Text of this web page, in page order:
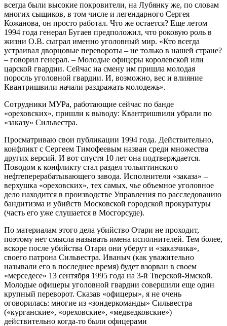
всегда были высокие покровители, на Лубянку же, по словам
многих сыщиков, в том числе и легендарного Сергея
Кожанова, он просто работал. Что же остается? Еще летом
1994 года генерал Бугаев предположил, что роковую роль в
жизни О.В. сыграл именно уголовный мир. «Кто всегда
устраивал дворцовые перевороты – не только в нашей стране?
– говорил генерал. – Молодые офицеры королевской или
царской гвардии. Сейчас на смену им пришла молодая
поросль уголовной гвардии. И, возможно, вес и влияние
Квантришвили начали раздражать молодежь».
Сотрудники МУРа, работающие сейчас по банде
«ореховских», пришли к выводу: Квантришвили убрали по
«заказу» Сильвестра.
Просматриваю свои публикации 1994 года. Действительно,
конфликт с Сергеем Тимофеевым назван среди множества
других версий. И вот спустя 10 лет она подтверждается.
Поводом к конфликту стал раздел тольяттинского
нефтеперерабатывающего завода. Исполнители «заказа» –
верхушка «ореховских», тех самых, чье объемное уголовное
дело находится в производстве Управления по расследованию
бандитизма и убийств Московской городской прокуратуры
(часть его уже слушается в Мосгорсуде).
По материалам этого дела убийство Отари не проходит,
поэтому нет смысла называть имена исполнителей. Тем более,
вскоре после убийства Отари они уберут и «заказчика»,
своего патрона Сильвестра. Иваныч (как уважительно
называли его в последнее время) будет взорван в своем
«мерседесе» 13 сентября 1995 года на 3-й Тверской-Ямской.
Молодые офицеры уголовной гвардии совершили еще один
крупный переворот. Сказав «офицеры», я не очень
оговорилась: многие из «зондеркоманды» Сильвестра
(«курганские», «ореховские», «медведковские»)
действительно когда-то были офицерами